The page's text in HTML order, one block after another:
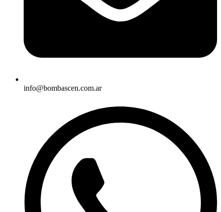
info@bombascen.com.ar